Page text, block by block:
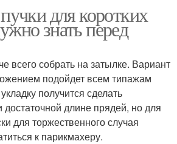
для коротких
знать перед
всего собрать на затылке. Вариант
подойдет всем типажам
получится сделать
достаточной длине прядей, но для
для торжественного случая
к парикмахеру.